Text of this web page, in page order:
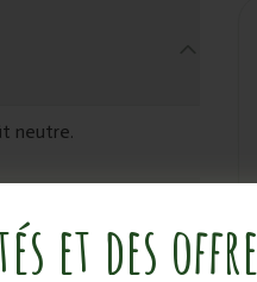
neutre.
et des